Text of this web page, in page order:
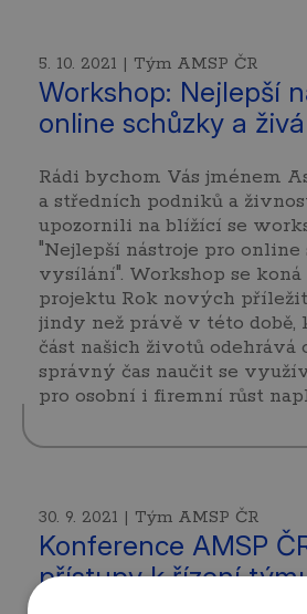
5. 10. 2021 | Tým AMSP ČR
Workshop: Nejlepší
online schůzky a
Rádi bychom Vás jménem
a středních podniků a
upozornili na blížící se
"Nejlepší nástroje pro
vysílání". Workshop se
projektu Rok nových
jindy než právě v této době,
část našich životů odehrává
správný čas naučit se
pro osobní i firemní růst
30. 9. 2021 | Tým AMSP ČR
Konference AMSP
přístupy k řízení